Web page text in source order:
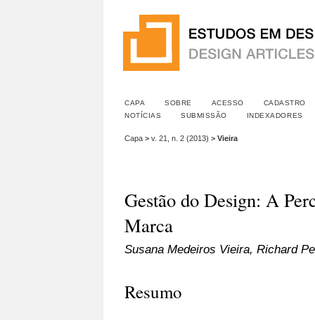
CAPA SOBRE ACESSO
CADASTRO
NOTÍCIAS
SUBMISSÃO INDEXADORES
Capa > v. 21, n. 2 (2013) > Vieira
Gestão do Design: A
Marca
Susana Medeiros Vieira, Richard
Resumo